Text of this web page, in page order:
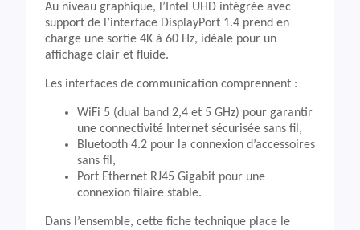
Au niveau graphique, l’Intel UHD intégrée avec
support de l’interface DisplayPort 1.4 prend en
charge une sortie 4K à 60 Hz, idéale pour un
affichage clair et fluide.
Les interfaces de communication comprennent :
WiFi 5 (dual band 2,4 et 5 GHz) pour garantir
une connectivité Internet sécurisée sans fil,
Bluetooth 4.2 pour la connexion d’accessoires
sans fil,
Port Ethernet RJ45 Gigabit pour une
connexion filaire stable.
Dans l’ensemble, cette fiche technique place le